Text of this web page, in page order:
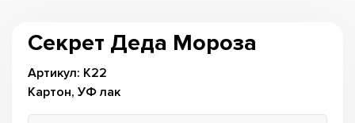
Секрет Деда Мороза
Артикул: К22
Картон, УФ лак